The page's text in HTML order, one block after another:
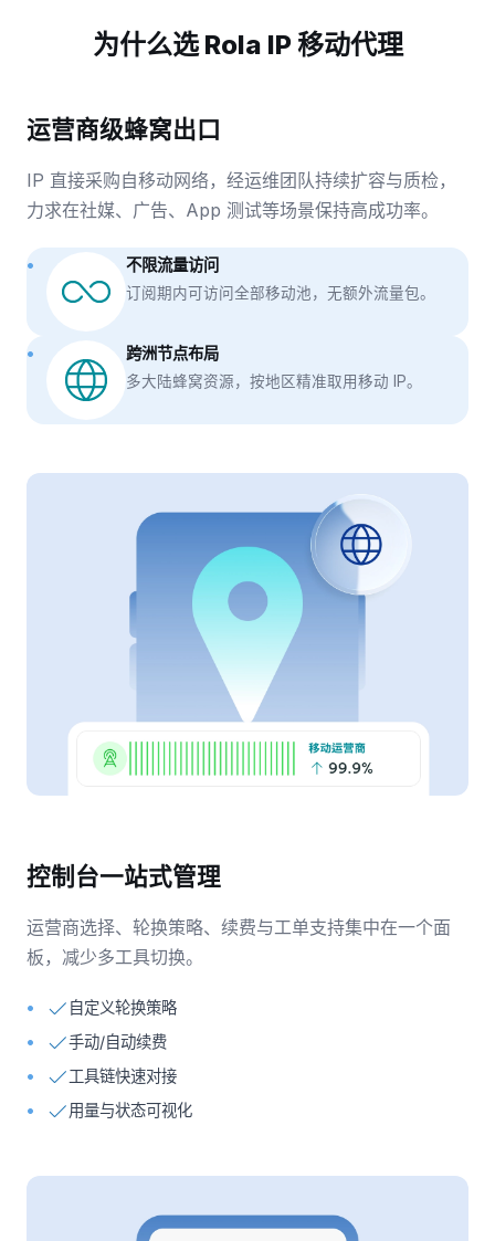
为什么选 Rola IP 移动代理
运营商级蜂窝出口
IP 直接采购自移动网络，经运维团队持续扩容与质检，
力求在社媒、广告、App 测试等场景保持高成功率。
不限流量访问
订阅期内可访问全部移动池，无额外流量包。
跨洲节点布局
多大陆蜂窝资源，按地区精准取用移动 IP。
控制台一站式管理
运营商选择、轮换策略、续费与工单支持集中在一个面
板，减少多工具切换。
自定义轮换策略
手动/自动续费
工具链快速对接
用量与状态可视化